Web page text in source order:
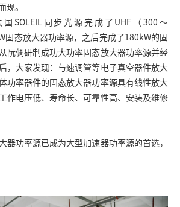
现。
SOLEIL同步光源完成了UHF（300～
固态放大器功率源，之后完成了180kW的固
阮倜研制成功大功率固态放大器功率源并经
，大家发现：与速调管等电子真空器件放大
功率器件的固态放大器功率源具有线性放大
作电压低、寿命长、可靠性高、安装及维修
器功率源已成为大型加速器功率源的首选，